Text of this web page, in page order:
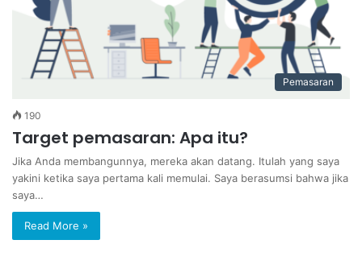
Pemasaran
190
Target pemasaran: Apa itu?
Jika Anda membangunnya, mereka akan datang. Itulah yang saya
yakini ketika saya pertama kali memulai. Saya berasumsi bahwa jika
saya…
Read More »